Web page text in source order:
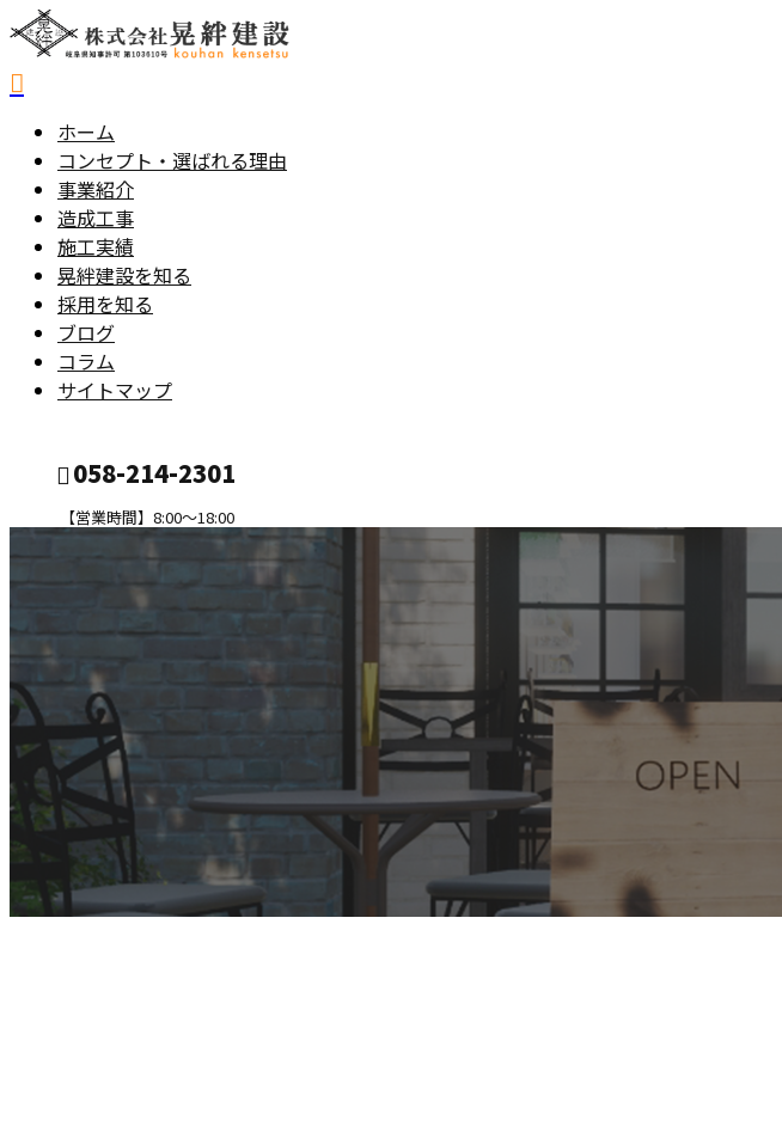
ホーム
コンセプト・選ばれる理由
事業紹介
造成工事
施工実績
晃絆建設を知る
採用を知る
ブログ
コラム
サイトマップ
058-214-2301
【営業時間】8:00～18:00